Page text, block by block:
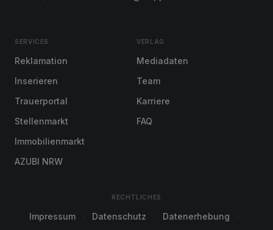
SERVICES
Reklamation
Inserieren
Trauerportal
Stellenmarkt
Immobilienmarkt
AZUBI NRW
VERLAG
Mediadaten
Team
Karriere
FAQ
RECHTLICHES
Impressum Datenschutz
Datenerhebung